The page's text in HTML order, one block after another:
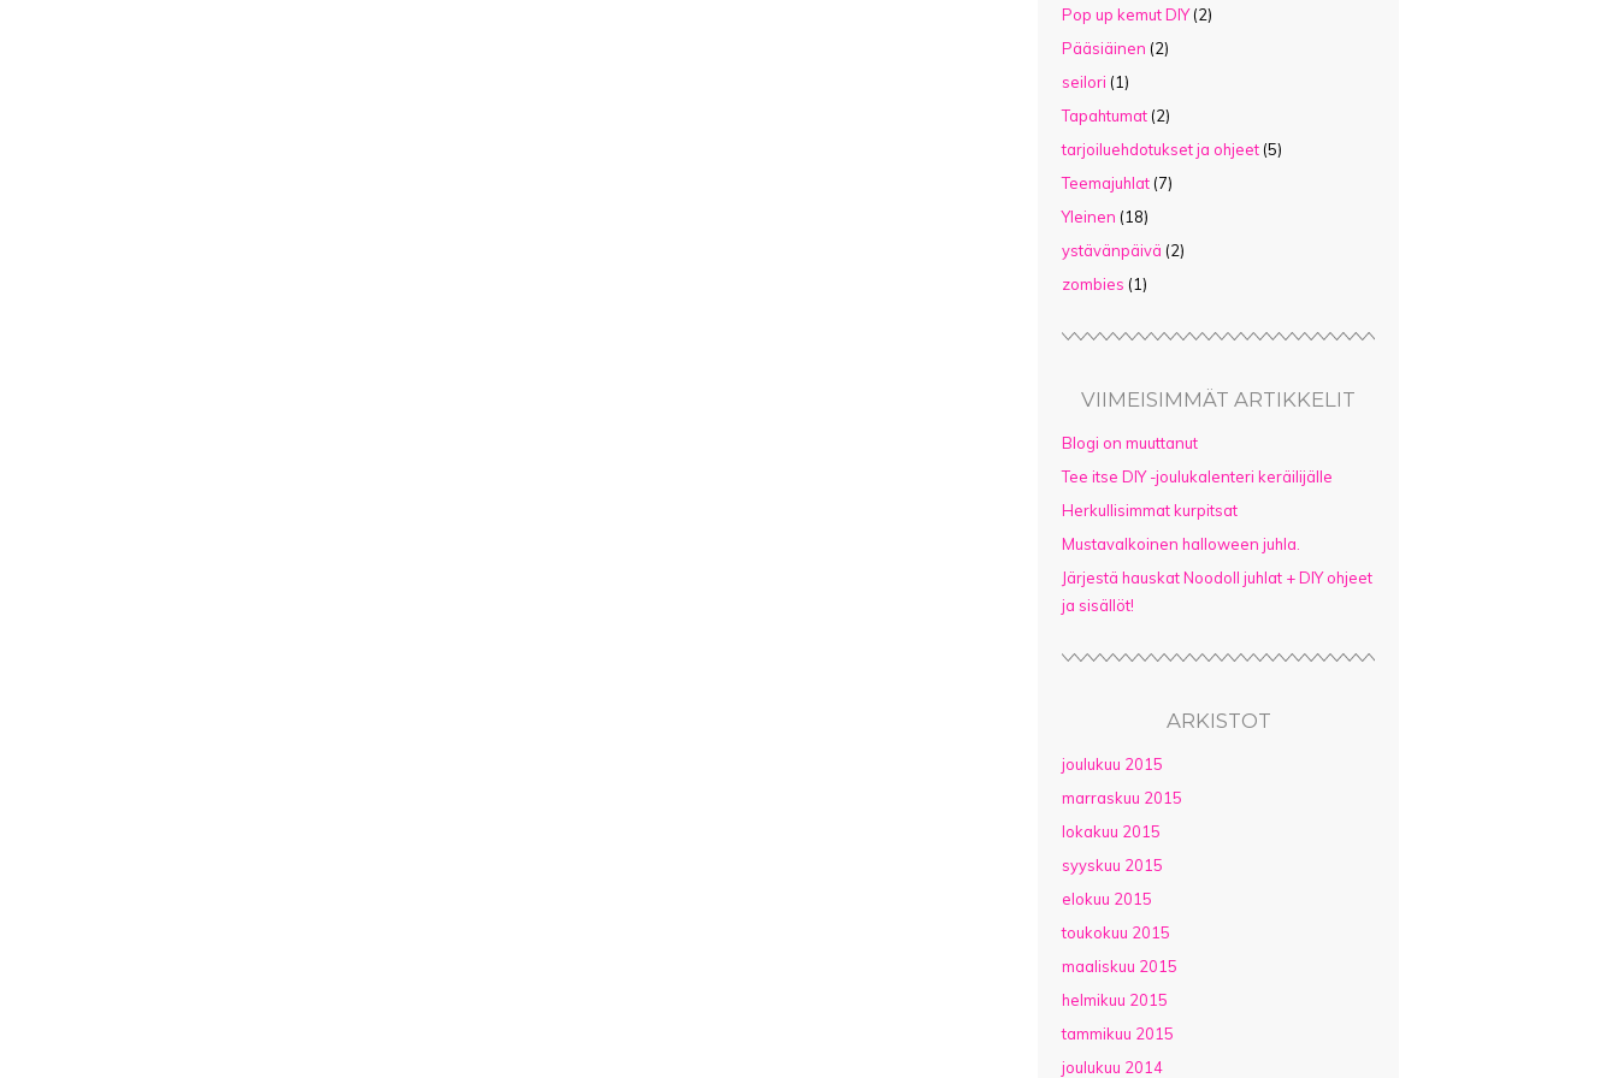
Pop up kemut DIY(2)
Pääsiäinen (2)
seilori (1)
Tapahtumat (2)
tarjoiluehdotukset ja ohjeet (5)
Teemajuhlat (7)
Yleinen (18)
ystävänpäivä (2)
zombies (1)
VIIMEISIMMÄT ARTIKKELIT
Blogi on muuttanut
Tee itse DIY -joulukalenteri keräilijälle
Herkullisimmat kurpitsat
Mustavalkoinen halloween juhla.
Järjestä hauskat Noodoll juhlat + DIY ohjeet
ja sisällöt!
ARKISTOT
joulukuu 2015
marraskuu 2015
lokakuu 2015
syyskuu 2015
elokuu 2015
toukokuu 2015
maaliskuu 2015
helmikuu 2015
tammikuu 2015
joulukuu 2014